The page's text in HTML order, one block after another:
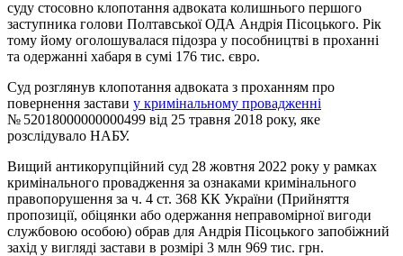
суду стосовно клопотання адвоката колишнього першого
заступника голови Полтавської ОДА Андрія Пісоцького. Рік
тому йому оголошувалася підозра у пособництві в проханні
та одержанні хабаря в сумі 176 тис. євро.
Суд розглянув клопотання адвоката з проханням про
повернення застави у кримінальному провадженні
№ 52018000000000499 від 25 травня 2018 року, яке
розслідувало НАБУ.
Вищий антикорупційний суд 28 жовтня 2022 року у рамках
кримінального провадження за ознаками кримінального
правопорушення за ч. 4 ст. 368 КК України (Прийняття
пропозиції, обіцянки або одержання неправомірної вигоди
службовою особою) обрав для Андрія Пісоцького запобіжний
захід у вигляді застави в розмірі 3 млн 969 тис. грн.